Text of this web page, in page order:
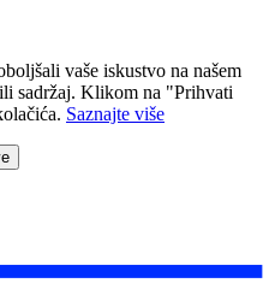
vaše iskustvo na našem
sadržaj. Klikom na "Prihvati
Saznajte više